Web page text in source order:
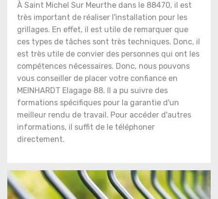
À Saint Michel Sur Meurthe dans le 88470, il est
très important de réaliser l'installation pour les
grillages. En effet, il est utile de remarquer que
ces types de tâches sont très techniques. Donc, il
est très utile de convier des personnes qui ont les
compétences nécessaires. Donc, nous pouvons
vous conseiller de placer votre confiance en
MEINHARDT Elagage 88. Il a pu suivre des
formations spécifiques pour la garantie d'un
meilleur rendu de travail. Pour accéder d'autres
informations, il suffit de le téléphoner
directement.